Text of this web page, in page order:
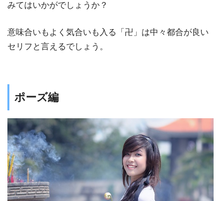
みてはいかがでしょうか？
意味合いもよく気合いも入る「卍」は中々都合が良い
セリフと言えるでしょう。
ポーズ編